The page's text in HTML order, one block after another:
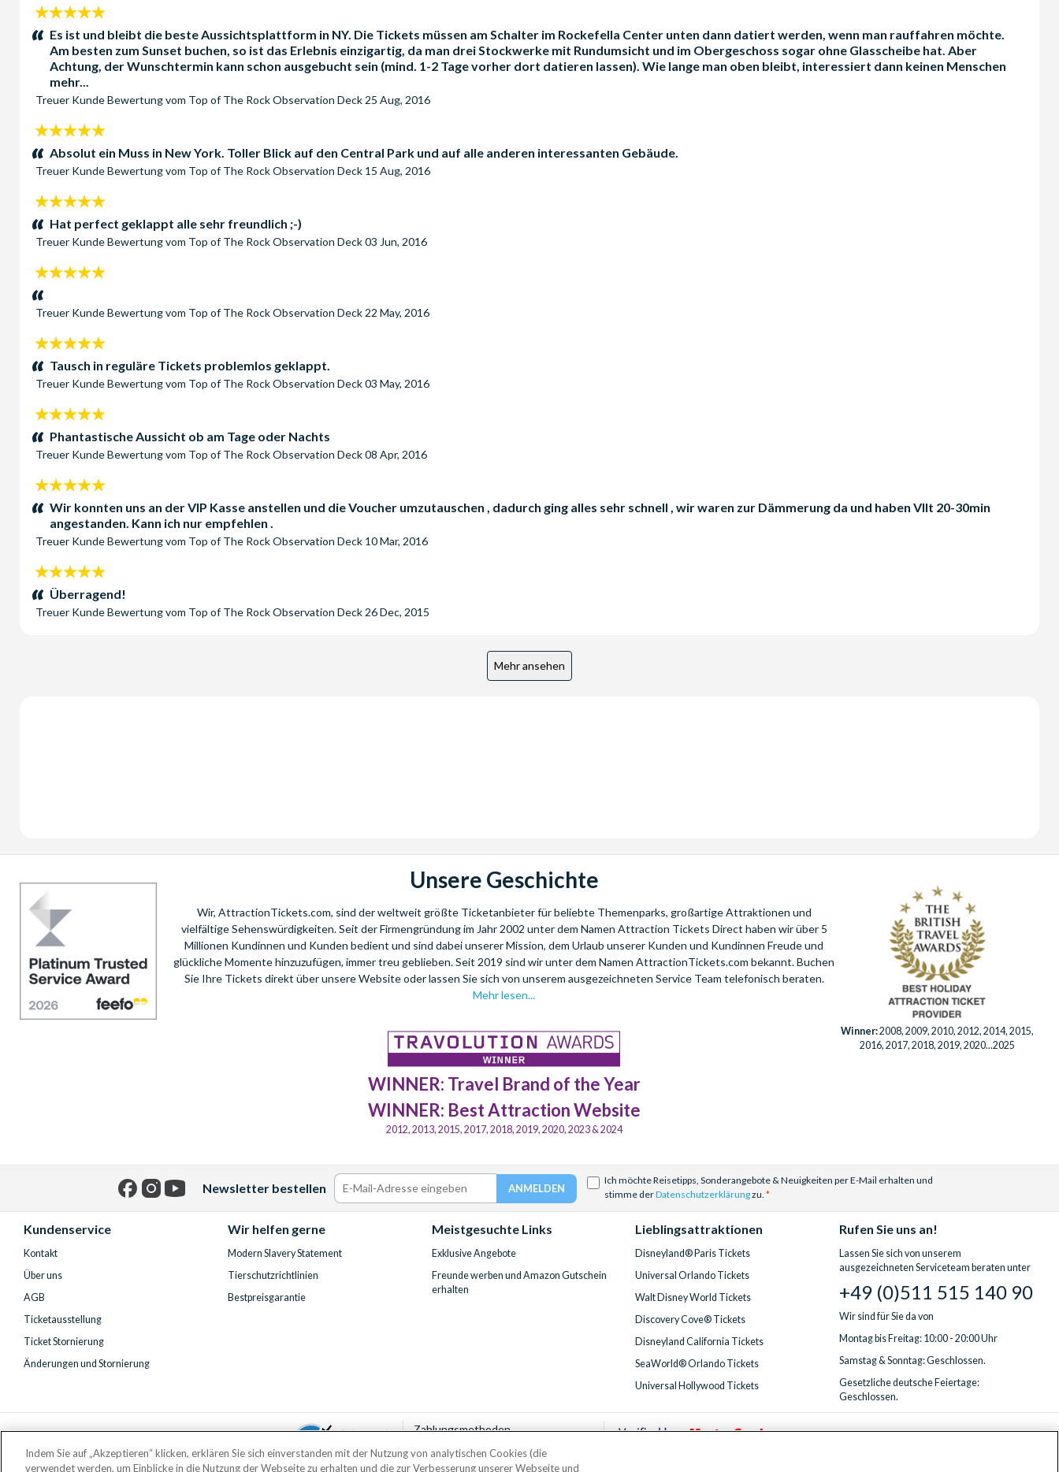
5
Sterne:Es ist und bleibt die beste Aussichtsplattform in NY. Die Tickets müssen am Schalter im Rockefella Center unten dann datiert werden, wenn man rauffahren möchte.
Am besten zum Sunset buchen, so ist das Erlebnis einzigartig, da man drei Stockwerke mit Rundumsicht und im Obergeschoss sogar ohne Glasscheibe hat. Aber
Achtung, der Wunschtermin kann schon ausgebucht sein (mind. 1-2 Tage vorher dort datieren lassen). Wie lange man oben bleibt, interessiert dann keinen Menschen
mehr...
Treuer KundeBewertung vom Top of The Rock Observation Deck 25 Aug, 2016
5
Sterne:Absolut ein Muss in New York. Toller Blick auf den Central Park und auf alle anderen interessanten Gebäude.
Treuer KundeBewertung vom Top of The Rock Observation Deck 15 Aug, 2016
5
Sterne:
Hat perfect geklappt alle sehr freundlich ;-)
Treuer KundeBewertung vom Top of The Rock Observation Deck03 Jun, 2016
5
Sterne:
Treuer KundeBewertung vom Top of The Rock Observation Deck 22 May, 2016
5
Sterne:Tausch in reguläre Tickets problemlos geklappt.
Treuer KundeBewertung vom Top of The Rock Observation Deck03 May, 2016
5
Sterne:Phantastische Aussicht ob am Tage oder Nachts
Treuer KundeBewertung vom Top of The Rock Observation Deck08 Apr, 2016
5
Sterne:Wir konnten uns an der VIP Kasse anstellen und die Voucher umzutauschen , dadurch ging alles sehr schnell , wir waren zur Dämmerung da und haben Vllt 20-30min
angestanden. Kann ich nur empfehlen .
Treuer KundeBewertung vom Top of The Rock Observation Deck 10 Mar, 2016
5
Sterne:Überragend!
Treuer KundeBewertung vom Top of The Rock Observation Deck 26 Dec, 2015
Unsere Geschichte
Wir, AttractionTickets.com, sind der weltweit größte Ticketanbieter für beliebte Themenparks, großartige Attraktionen und
vielfältige Sehenswürdigkeiten. Seit der Firmengründung im Jahr 2002 unter dem Namen Attraction Tickets Direct haben wir über 5
Millionen Kundinnen und Kunden bedient und sind dabei unserer Mission, dem Urlaub unserer Kunden und Kundinnen Freude und
glückliche Momente hinzuzufügen, immer treu geblieben. Seit 2019 sind wir unter dem Namen AttractionTickets.com bekannt. Buchen
Sie Ihre Tickets direkt über unsere Website oder lassen Sie sich von unserem ausgezeichneten Service Team telefonisch beraten.
Mehr lesen...
WINNER: Travel Brand of the Year
WINNER: Best Attraction Website
2012, 2013, 2015, 2017, 2018, 2019, 2020, 2023 & 2024
Winner:2008, 2009, 2010, 2012, 2014, 2015,
2016, 2017, 2018, 2019, 2020...2025
Newsletter bestellen
Ich möchte Reisetipps, Sonderangebote & Neuigkeiten per E-Mail erhalten und
stimme derDatenschutzerklärungzu.
Kundenservice
Kontakt
Über uns
AGB
Ticketausstellung
Ticket Stornierung
Änderungen und Stornierung
Wir helfen gerne
Modern Slavery Statement
Tierschutzrichtlinien
Bestpreisgarantie
Meistgesuchte Links
Exklusive Angebote
Freunde werben und Amazon Gutschein
erhalten
Lieblingsattraktionen
Disneyland® Paris Tickets
Universal Orlando Tickets
Walt Disney World Tickets
Discovery Cove® Tickets
Disneyland California Tickets
SeaWorld® Orlando Tickets
Universal Hollywood Tickets
Rufen Sie uns an!
Lassen Sie sich von unserem
ausgezeichneten Serviceteam beraten unter
+49 (0)511 515 140 90
Wir sind für Sie da von
Montag bis Freitag: 10:00 - 20:00 Uhr
Samstag & Sonntag: Geschlossen.
Gesetzliche deutsche Feiertage:
Geschlossen.
Zahlungsmethoden
Indem Sie auf „Akzeptieren“ klicken, erklären Sie sich einverstanden mit der Nutzung von analytischen Cookies (die
verwendet werden, um Einblicke in die Nutzung der Webseite zu erhalten und die zur Verbesserung unserer Webseite und